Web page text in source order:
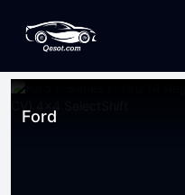
Ford